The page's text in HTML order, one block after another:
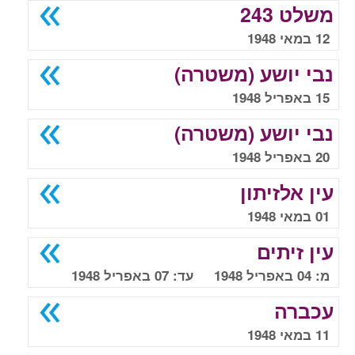
משלט 243
12 במאי 1948
נבי יושע (משטרה)
15 באפריל 1948
נבי יושע (משטרה)
20 באפריל 1948
עין אלזיתון
01 במאי 1948
עין זיתים
מ: 04 באפריל 1948 עד: 07 באפריל 1948
עכברה
11 במאי 1948